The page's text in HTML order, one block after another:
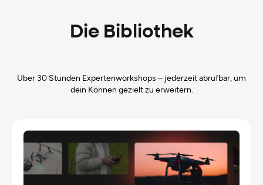
Die Bibliothek
Über 30 Stunden Expertenworkshops – jederzeit abrufbar, um
dein Können gezielt zu erweitern.